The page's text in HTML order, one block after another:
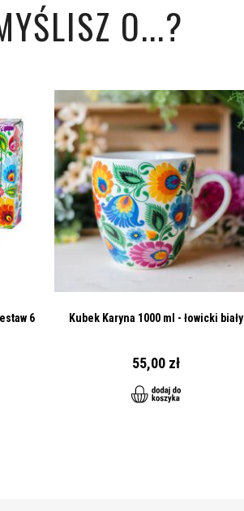
O...?
6
Kubek Karyna 1000 ml - łowicki biały
55,00 zł